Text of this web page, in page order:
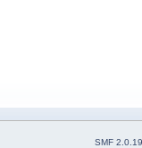
SMF 2.0.19